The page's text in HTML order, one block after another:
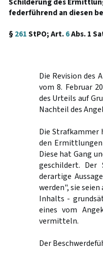
federführend an diesen
§261StPO; Art.6Abs. 1
Die Revision des
vom 8. Februar
des Urteils auf
Nachteil des
Die Strafkammer
den
Diese hat Gang
geschildert.
derartige
werden", sie
Inhalts -
eines vom
vermitteln.
Der